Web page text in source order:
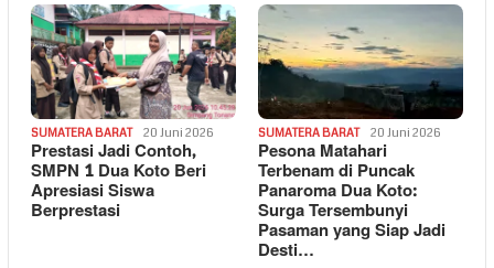
SUMATERA BARAT 20 Juni 2026
Prestasi Jadi Contoh,
SMPN 1 Dua Koto Beri
Apresiasi Siswa
Berprestasi
SUMATERA BARAT 20 Juni 2026
Pesona Matahari
Terbenam di Puncak
Panaroma Dua Koto:
Surga Tersembunyi
Pasaman yang Siap Jadi
Desti…